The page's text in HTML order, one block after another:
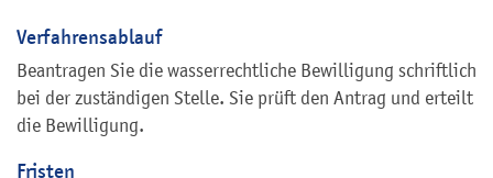
Verfahrensablauf
Beantragen Sie die wasserrechtliche Bewilligung schriftlich
bei der zuständigen Stelle. Sie prüft den Antrag und erteilt
die Bewilligung.
Fristen